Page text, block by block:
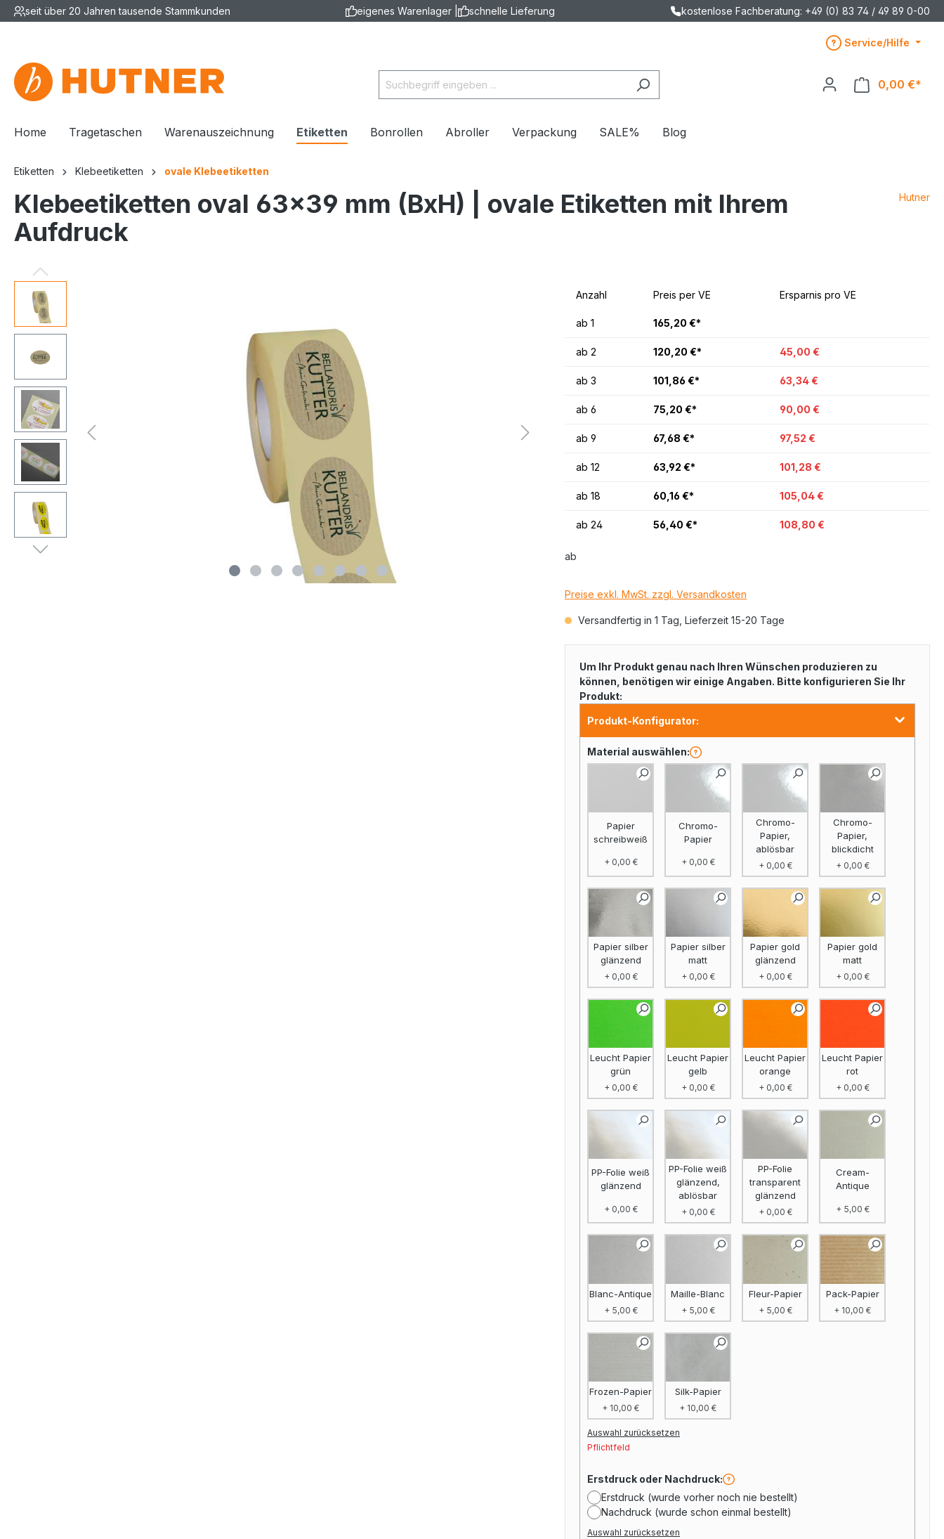
seit über 20 Jahren tausende Stammkunden eigenes Warenlager | schnelle Lieferung kostenlose Fachberatung: +49 (0) 83 74 / 49 89 0-00
Service/Hilfe
0,00 €*
Home Tragetaschen Warenauszeichnung Etiketten Bonrollen Abroller Verpackung SALE% Blog
Etiketten Klebeetiketten ovale Klebeetiketten
Klebeetiketten oval 63x39 mm (BxH) | ovale Etiketten mit Ihrem
Aufdruck
Hutner
Anzahl Preis per VE Ersparnis pro VE
ab 1 165,20 €*
ab 2 120,20 €* 45,00 €
ab 3 101,86 €* 63,34 €
ab 6 75,20 €* 90,00 €
ab 9 67,68 €* 97,52 €
ab 12 63,92 €* 101,28 €
ab 18 60,16 €* 105,04 €
ab 24 56,40 €* 108,80 €
ab
Preise exkl. MwSt. zzgl. Versandkosten
Versandfertig in 1 Tag, Lieferzeit 15-20 Tage
Um Ihr Produkt genau nach Ihren Wünschen produzieren zu
können, benötigen wir einige Angaben. Bitte konfigurieren Sie Ihr
Produkt:
Produkt-Konfigurator:
Material auswählen:
Papier
schreibweiß
+ 0,00 €
Chromo-
Papier
+ 0,00 €
Chromo-
Papier,
ablösbar
+ 0,00 €
Chromo-
Papier,
blickdicht
+ 0,00 €
Papier silber
glänzend
+ 0,00 €
Papier silber
matt
+ 0,00 €
Papier gold
glänzend
+ 0,00 €
Papier gold
matt
+ 0,00 €
Leucht Papier
grün
+ 0,00 €
Leucht Papier
gelb
+ 0,00 €
Leucht Papier
orange
+ 0,00 €
Leucht Papier
rot
+ 0,00 €
PP-Folie weiß
glänzend
+ 0,00 €
PP-Folie weiß
glänzend,
ablösbar
+ 0,00 €
PP-Folie
transparent
glänzend
+ 0,00 €
Cream-
Antique
+ 5,00 €
Blanc-Antique
+ 5,00 €
Maille-Blanc
+ 5,00 €
Fleur-Papier
+ 5,00 €
Pack-Papier
+ 10,00 €
Frozen-Papier
+ 10,00 €
Silk-Papier
+ 10,00 €
Auswahl zurücksetzen
Pflichtfeld
Erstdruck oder Nachdruck:
Erstdruck (wurde vorher noch nie bestellt)
Nachdruck (wurde schon einmal bestellt)
Auswahl zurücksetzen